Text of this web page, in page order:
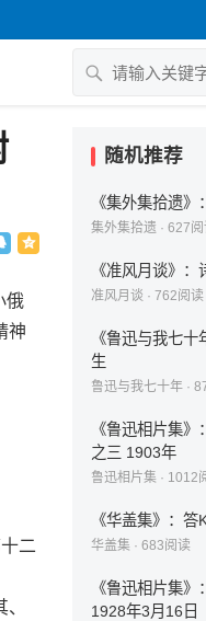
俄
神
二
随机推荐
《集外集拾遗》
集外集拾遗 · 627
《准风月谈》：
准风月谈 · 762阅读
《鲁迅与我七
生
鲁迅与我七十年 ·
《鲁迅相片集
之三 1903年
鲁迅相片集 · 1012
《华盖集》：答
华盖集 · 683阅读
《鲁迅相片集
1928年3月16日